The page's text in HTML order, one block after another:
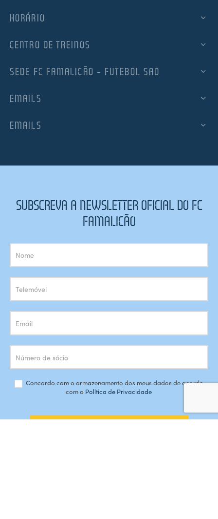
HORÁRIO
CENTRO DE TREINOS
SEDE FC FAMALICÃO – FUTEBOL SAD
EMAILS
EMAILS
SUBSCREVA A NEWSLETTER OFICIAL DO FC
FAMALICÃO
Subscrição
Newsletter
Concordo com o armazenamento dos meus dados de acordo
com a Política de Privacidade